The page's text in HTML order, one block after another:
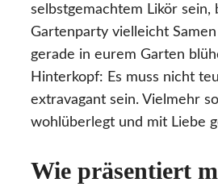
selbstgemachtem Likör sein,
Gartenparty vielleicht
gerade in eurem Garten
Hinterkopf: Es muss nicht
extravagant sein. Vielmehr
wohlüberlegt und mit Liebe
Wie präsentiert